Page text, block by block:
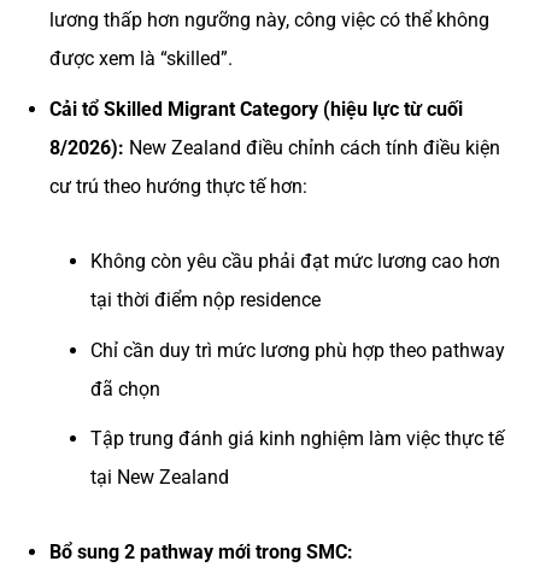
lương thấp hơn ngưỡng này, công việc có thể không
được xem là “skilled”.
Cải tổ Skilled Migrant Category (hiệu lực từ cuối
8/2026): New Zealand điều chỉnh cách tính điều kiện
cư trú theo hướng thực tế hơn:
Không còn yêu cầu phải đạt mức lương cao hơn
tại thời điểm nộp residence
Chỉ cần duy trì mức lương phù hợp theo pathway
đã chọn
Tập trung đánh giá kinh nghiệm làm việc thực tế
tại New Zealand
Bổ sung 2 pathway mới trong SMC: